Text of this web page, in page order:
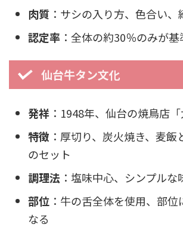
肉質 ：サシの入り方、色合い
認定率 ：全体の約30％のみが
仙台牛タン文化
発祥 ：1948年、仙台の焼鳥店
特徴 ：厚切り、炭火焼き、麦
のセット
調理法 ：塩味中心、シンプルな
部位 ：牛の舌全体を使用、部
なる